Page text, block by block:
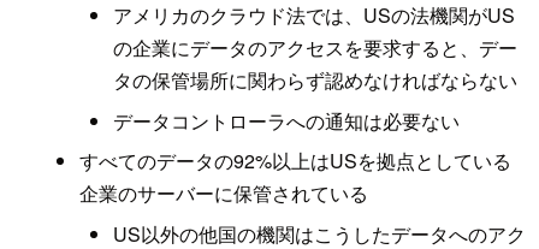
アメリカのクラウド法では、USの法機関がUS
の企業にデータのアクセスを要求すると、デー
タの保管場所に関わらず認めなければならない
データコントローラへの通知は必要ない
すべてのデータの92%以上はUSを拠点としている
企業のサーバーに保管されている
US以外の他国の機関はこうしたデータへのアク